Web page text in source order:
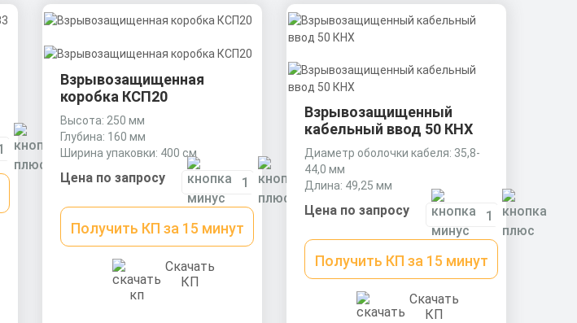
Взрывозащищенная
коробка КСП20
Высота: 250 мм
Глубина: 160 мм
Ширина упаковки: 400 см
Цена по запросу
Получить КП за 15 минут
Скачать
КП
Взрывозащищенный
кабельный ввод 50 КНХ
Диаметр оболочки кабеля: 35,8-
44,0 мм
Длина: 49,25 мм
Цена по запросу
Получить КП за 15 минут
Скачать
КП